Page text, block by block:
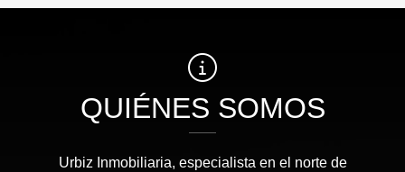
QUIÉNES SOMOS
Urbiz Inmobiliaria, especialista en el norte de